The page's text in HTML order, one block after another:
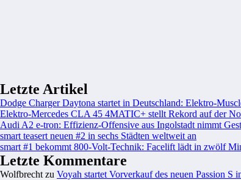
Letzte Artikel
Dodge Charger Daytona startet in Deutschland: Elektro-
Elektro-Mercedes CLA 45 4MATIC+ stellt Rekord auf der
Audi A2 e-tron: Effizienz-Offensive aus Ingolstadt nimmt
smart teasert neuen #2 in sechs Städten weltweit an
smart #1 bekommt 800-Volt-Technik: Facelift lädt in zwölf
Letzte Kommentare
Wolfbrecht zu Voyah startet Vorverkauf des neuen Passion S